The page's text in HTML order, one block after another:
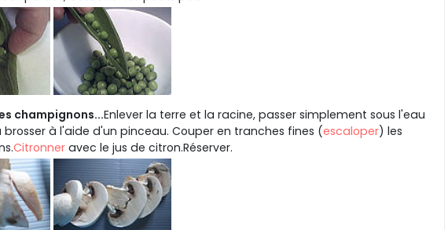
champignons...Enlever la terre et la racine, passer simplement sous l'eau
à l'aide d'un pinceau. Couper en tranches fines (escaloper) les
Citronner avec le jus de citron.Réserver.